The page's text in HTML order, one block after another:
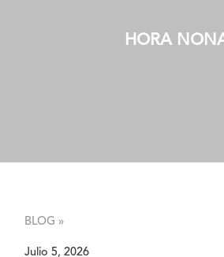
HORA
BLOG »
Julio 5, 2026